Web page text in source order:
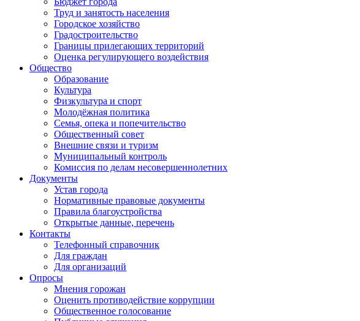
Труд и занятость населения
Городское хозяйство
Градостроительство
Границы прилегающих территорий
Оценка регулирующего воздействия
Общество
Образование
Культура
Физкультура и спорт
Молодёжная политика
Семья, опека и попечительство
Общественный совет
Внешние связи и туризм
Муниципальный контроль
Комиссия по делам несовершеннолетних
Документы
Устав города
Нормативные правовые документы
Правила благоустройства
Открытые данные, перечень
Контакты
Телефонный справочник
Для граждан
Для организаций
Опросы
Мнения горожан
Оценить противодействие коррупции
Общественное голосование